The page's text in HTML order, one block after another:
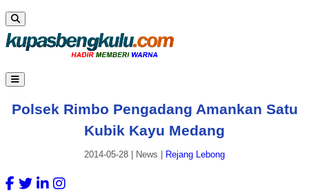
Polsek Rimbo Pengadang Amankan Satu
Kubik Kayu Medang
2014-05-28 News Rejang Lebong